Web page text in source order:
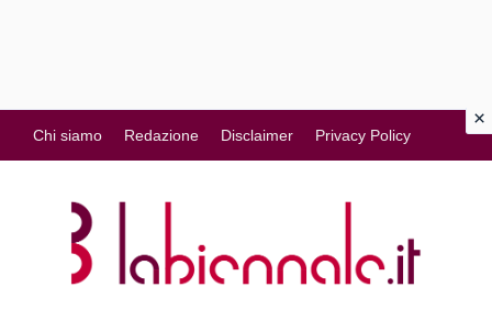
al
contenuto
Chi siamo Redazione Disclaimer Privacy Policy